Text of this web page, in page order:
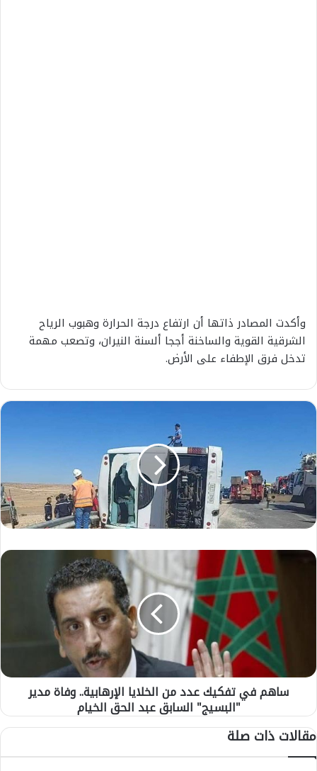
وأكدت المصادر ذاتها أن ارتفاع درجة الحرارة وهبوب الرياح
الشرقية القوية والساخنة أججا ألسنة النيران، وتصعب مهمة
تدخل فرق الإطفاء على الأرض.
س
ك
ك
د
ساهم في تفكيك عدد من الخلايا الإرهابية.. وفاة مدير
"البسيج" السابق عبد الحق الخيام
مقالات ذات صلة